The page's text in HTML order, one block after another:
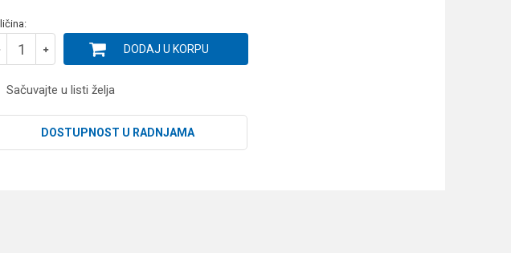
DODAJ U KORPU
Sačuvajte u listi želja
DOSTUPNOST U RADNJAMA